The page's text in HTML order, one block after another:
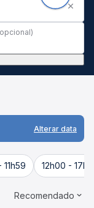
Alterar data
12h00 -
Recomendado